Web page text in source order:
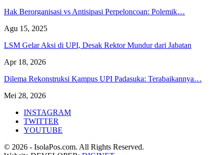
Hak Berorganisasi vs Antisipasi Perpeloncoan: Polemik…
Agu 15, 2025
LSM Gelar Aksi di UPI, Desak Rektor Mundur dari Jabatan
Apr 18, 2026
Dilema Rekonstruksi Kampus UPI Padasuka: Terabaikannya…
Mei 28, 2026
INSTAGRAM
TWITTER
YOUTUBE
© 2026 - IsolaPos.com. All Rights Reserved.